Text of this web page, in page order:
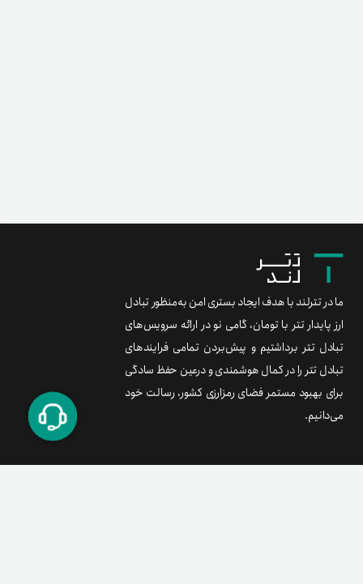
ما در تترلند با هدف ایجاد بستری امن به‌منظور تبادل
ارز پایدار تتر با تومان، گامی نو در ارائه سرویس‌های
تبادل تتر برداشتیم و پیش‌بردن تمامی فرایندهای
تبادل تتر را در کمال هوشمندی و درعین حفظ سادگی
برای بهبود مستمر فضای رمزارزی کشور، رسالت خود
می‌دانیم.